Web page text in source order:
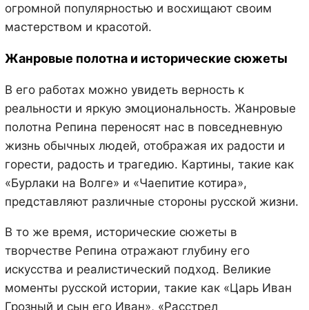
огромной популярностью и восхищают своим
мастерством и красотой.
Жанровые полотна и исторические сюжеты
В его работах можно увидеть верность к
реальности и яркую эмоциональность. Жанровые
полотна Репина переносят нас в повседневную
жизнь обычных людей, отображая их радости и
горести, радость и трагедию. Картины, такие как
«Бурлаки на Волге» и «Чаепитие котира»,
представляют различные стороны русской жизни.
В то же время, исторические сюжеты в
творчестве Репина отражают глубину его
искусства и реалистический подход. Великие
моменты русской истории, такие как «Царь Иван
Грозный и сын его Иван», «Расстрел